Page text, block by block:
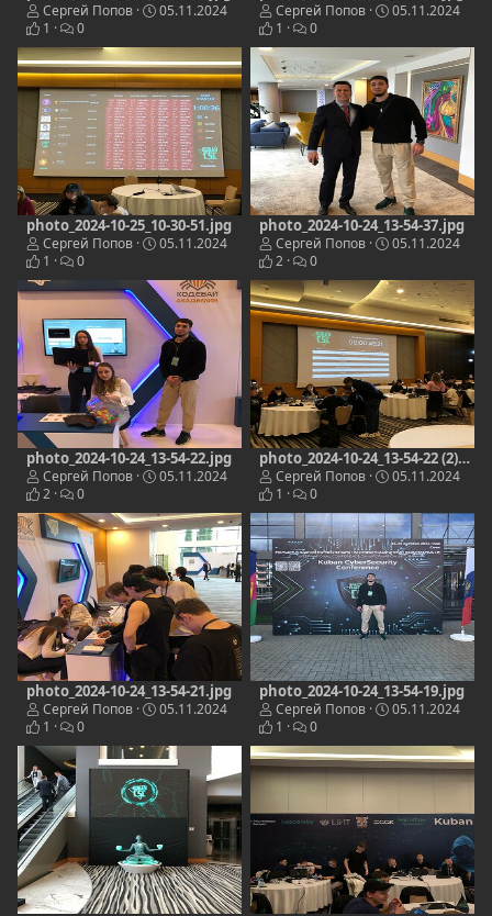
Сергей Попов
05.11.2024
1
0
Сергей Попов
05.11.2024
1
0
photo_2024-10-25_10-30-51.jpg
Сергей Попов
05.11.2024
1
0
photo_2024-10-24_13-54-37.jpg
Сергей Попов
05.11.2024
2
0
photo_2024-10-24_13-54-22.jpg
Сергей Попов
05.11.2024
2
0
photo_2024-10-24_13-54-22 (2).jpg
Сергей Попов
05.11.2024
1
0
photo_2024-10-24_13-54-21.jpg
Сергей Попов
05.11.2024
1
0
photo_2024-10-24_13-54-19.jpg
Сергей Попов
05.11.2024
1
0